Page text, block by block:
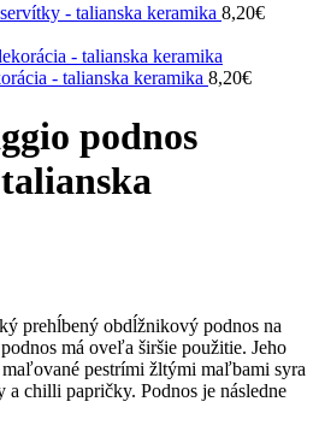
- talianska keramika 8,20€
- talianska keramika 8,20€
podnos
prehĺbený obdĺžnikový podnos na
má oveľa širšie použitie. Jeho
maľované pestrími žltými maľbami syra
chilli papričky. Podnos je následne